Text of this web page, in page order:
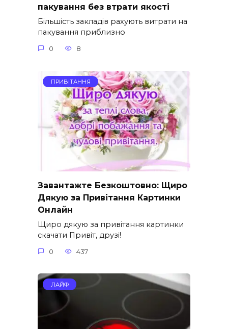
пакування без втрати якості
Більшість закладів рахують витрати на
пакування приблизно
0 8
ПРИВІТАННЯ
Завантажте Безкоштовно: Щиро
Дякую за Привітання Картинки
Онлайн
Щиро дякую за привітання картинки
скачати Привіт, друзі!
0 437
ЛАЙФ